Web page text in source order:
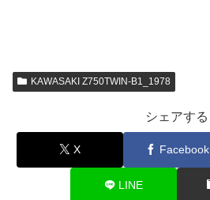
KAWASAKI Z750TWIN-B1_1978
シェアする
X Facebook
LINE